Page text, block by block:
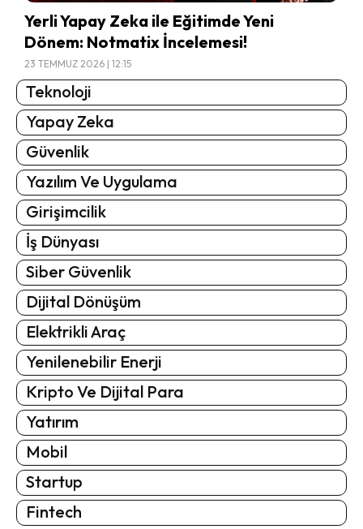
Yerli Yapay Zeka ile Eğitimde Yeni
Dönem: Notmatix İncelemesi!
23 TEMMUZ 2026 | 12:15
Teknoloji
Yapay Zeka
Güvenlik
Yazılım Ve Uygulama
Girişimcilik
İş Dünyası
Siber Güvenlik
Dijital Dönüşüm
Elektrikli Araç
Yenilenebilir Enerji
Kripto Ve Dijital Para
Yatırım
Mobil
Startup
Fintech